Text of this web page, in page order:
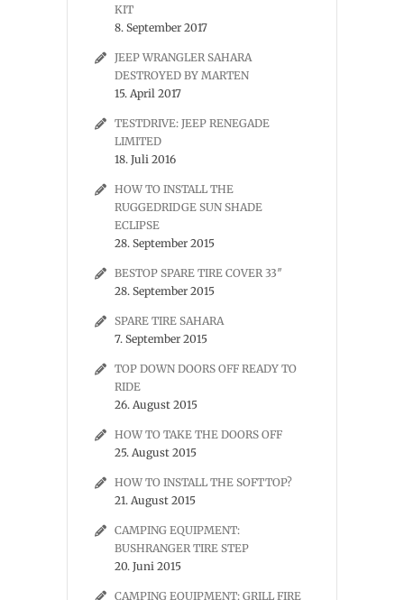
KIT
8. September 2017
JEEP WRANGLER SAHARA
DESTROYED BY MARTEN
15. April 2017
TESTDRIVE: JEEP RENEGADE
LIMITED
18. Juli 2016
HOW TO INSTALL THE
RUGGEDRIDGE SUN SHADE
ECLIPSE
28. September 2015
BESTOP SPARE TIRE COVER 33″
28. September 2015
SPARE TIRE SAHARA
7. September 2015
TOP DOWN DOORS OFF READY TO
RIDE
26. August 2015
HOW TO TAKE THE DOORS OFF
25. August 2015
HOW TO INSTALL THE SOFTTOP?
21. August 2015
CAMPING EQUIPMENT:
BUSHRANGER TIRE STEP
20. Juni 2015
CAMPING EQUIPMENT: GRILL FIRE